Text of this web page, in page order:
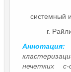
системный
г.
Аннотация:
нечетких c-